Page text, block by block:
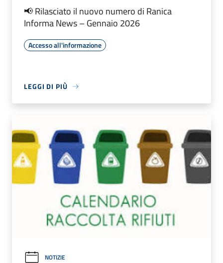
📢 Rilasciato il nuovo numero di Ranica
Informa News – Gennaio 2026
Accesso all'informazione
LEGGI DI PIÙ
NOTIZIE